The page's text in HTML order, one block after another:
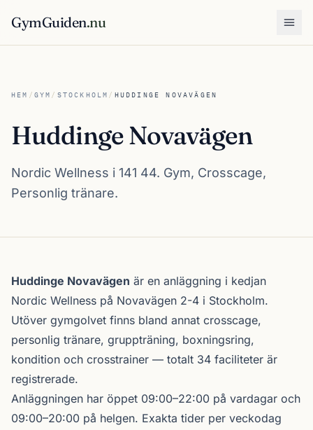
GymGuiden.nu
HEM / GYM / STOCKHOLM / HUDDINGE NOVAVÄGEN
Huddinge Novavägen
Nordic Wellness i 141 44. Gym, Crosscage,
Personlig tränare.
Om Huddinge Novavägen
Huddinge Novavägen är en anläggning i kedjan
Nordic Wellness på Novavägen 2-4 i Stockholm.
Utöver gymgolvet finns bland annat crosscage,
personlig tränare, gruppträning, boxningsring,
kondition och crosstrainer — totalt 34 faciliteter är
registrerade.
Anläggningen har öppet 09:00–22:00 på vardagar och
09:00–20:00 på helgen. Exakta tider per veckodag